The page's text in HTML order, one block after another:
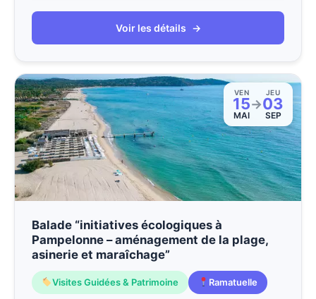
Voir les détails →
VEN
15
MAI
→
JEU
03
SEP
Balade “initiatives écologiques à
Pampelonne – aménagement de la plage,
asinerie et maraîchage”
Visites Guidées & Patrimoine Ramatuelle